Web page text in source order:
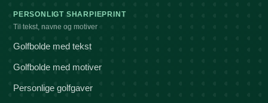
PERSONLIGT SHARPIEPRINT
Til tekst, navne og motiver
Golfbolde med tekst
Golfbolde med motiver
Personlige golfgaver